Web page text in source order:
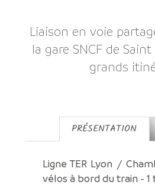
Liaison en voie
la gare SNCF de
grands
PRÉSENTATION
Ligne TER Lyon /
vélos à bord du train -